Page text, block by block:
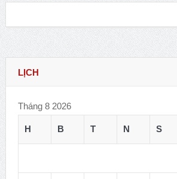
LỊCH
Tháng 8 2026
H B T N S